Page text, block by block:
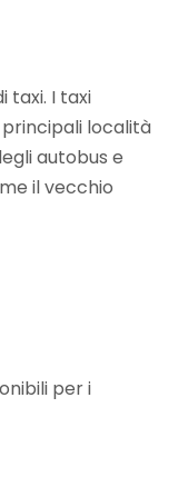
taxi. I taxi
località
autobus e
il vecchio
per i